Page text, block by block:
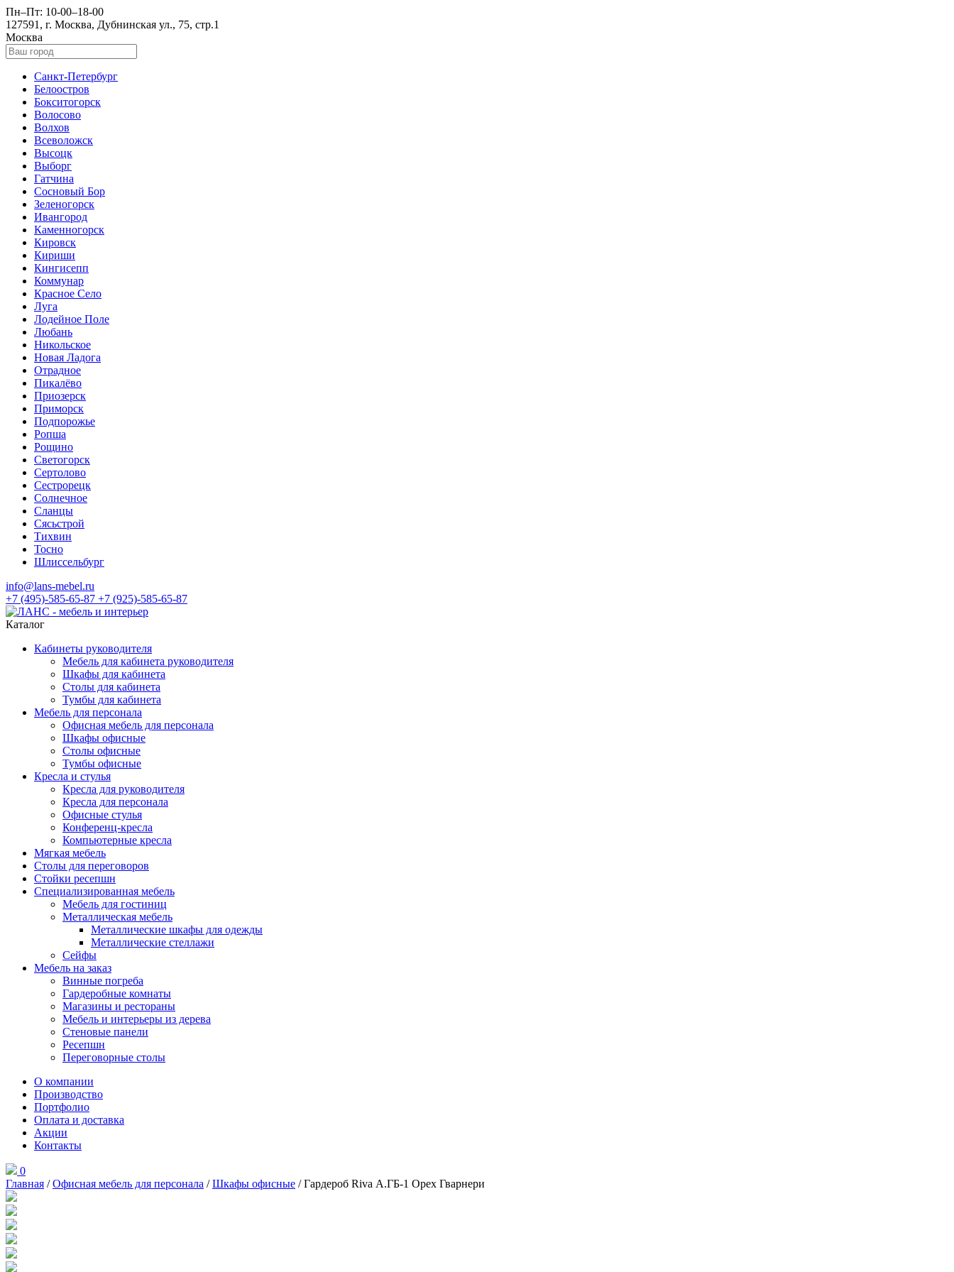
Пн–Пт: 10-00–18-00
127591, г. Москва, Дубнинская ул., 75, стр.1
Москва
Санкт-Петербург
Белоостров
Бокситогорск
Волосово
Волхов
Всеволожск
Высоцк
Выборг
Гатчина
Сосновый Бор
Зеленогорск
Ивангород
Каменногорск
Кировск
Кириши
Кингисепп
Коммунар
Красное Село
Луга
Лодейное Поле
Любань
Никольское
Новая Ладога
Отрадное
Пикалёво
Приозерск
Приморск
Подпорожье
Ропша
Рощино
Светогорск
Сертолово
Сестрорецк
Солнечное
Сланцы
Сясьстрой
Тихвин
Тосно
Шлиссельбург
info@lans-mebel.ru
+7 (495)-585-65-87 +7 (925)-585-65-87
Каталог
Кабинеты руководителя
Мебель для кабинета руководителя
Шкафы для кабинета
Столы для кабинета
Тумбы для кабинета
Мебель для персонала
Офисная мебель для персонала
Шкафы офисные
Столы офисные
Тумбы офисные
Кресла и стулья
Кресла для руководителя
Кресла для персонала
Офисные стулья
Конференц-кресла
Компьютерные кресла
Мягкая мебель
Столы для переговоров
Стойки ресепшн
Специализированная мебель
Мебель для гостиниц
Металлическая мебель
Металлические шкафы для одежды
Металлические стеллажи
Сейфы
Мебель на заказ
Винные погреба
Гардеробные комнаты
Магазины и рестораны
Мебель и интерьеры из дерева
Стеновые панели
Ресепшн
Переговорные столы
О компании
Производство
Портфолио
Оплата и доставка
Акции
Контакты
0
Главная /Офисная мебель для персонала /Шкафы офисные / Гардероб Riva А.ГБ-1 Орех Гварнери